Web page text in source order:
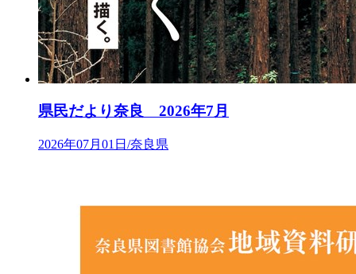
県民だより奈良 2026年7月
2026年07月01日/奈良県